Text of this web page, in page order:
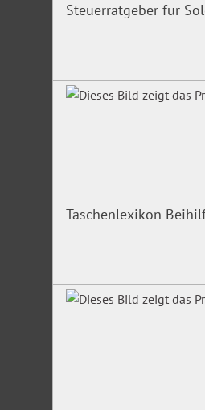
Steuerratgeber für
Taschenlexikon